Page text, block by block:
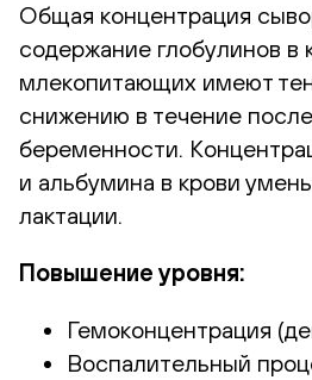
Общая концентрация
содержание глобулинов в
млекопитающих имеют
снижению в течение
беременности.
и альбумина в крови
лактации.
Повышение уровня:
Гемоконцентрация
Воспалительный